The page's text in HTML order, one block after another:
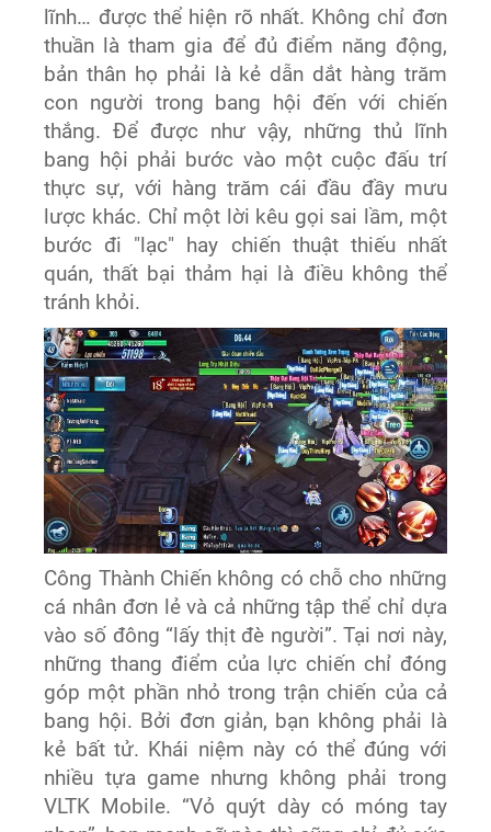
lĩnh… được thể hiện rõ nhất. Không chỉ đơn
thuần là tham gia để đủ điểm năng động,
bản thân họ phải là kẻ dẫn dắt hàng trăm
con người trong bang hội đến với chiến
thắng. Để được như vậy, những thủ lĩnh
bang hội phải bước vào một cuộc đấu trí
thực sự, với hàng trăm cái đầu đầy mưu
lược khác. Chỉ một lời kêu gọi sai lầm, một
bước đi "lạc" hay chiến thuật thiếu nhất
quán, thất bại thảm hại là điều không thể
tránh khỏi.
Công Thành Chiến không có chỗ cho những
cá nhân đơn lẻ và cả những tập thể chỉ dựa
vào số đông “lấy thịt đè người”. Tại nơi này,
những thang điểm của lực chiến chỉ đóng
góp một phần nhỏ trong trận chiến của cả
bang hội. Bởi đơn giản, bạn không phải là
kẻ bất tử. Khái niệm này có thể đúng với
nhiều tựa game nhưng không phải trong
VLTK Mobile. “Vỏ quýt dày có móng tay